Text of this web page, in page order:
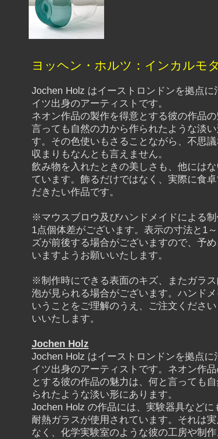
ヨッヘン・ホルツ：インカルモ
Jochen Holz はイーストロンドンを拠点に
イツ出身のアーティストです。
ネオン作品の製作を得意とする彼の作品
言っても自然の力から作られたような淡
す。その色使いもさることながら、不思
収まりもなんとも言えません。
飲み物を入れたときの美しさも、他には
ています。飾るだけではなく、実際に食
だきたい作品です。
※マウスブロウ及びハンドメイドによる
1点個体差がございます。表示の寸法と1
ズが前後する場合がございますので、予
いますようお願いいたします。
※制作時にできる表面のキズ、またガラ
泡が見られる場合がございます。ハンド
いうことをご理解のうえ、ご注文くださ
いいたします。
Jochen Holz
Jochen Holz はイーストロンドンを拠点に
イツ出身のアーティストです。ネオン作
とする彼の作品の魅力は、何と言っても
られたような淡い形にあります。
Jochen Holz の作品には、実験器具などに
耐熱ガラスが使用されています。それは
なく、化学実験室のような彼の工房や制